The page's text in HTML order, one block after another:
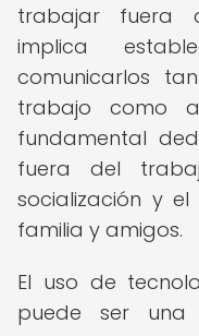
trabajar fuera
implica
comunicarlos
trabajo como
fundamental
fuera del
socialización y
familia y amigos.
El uso de
puede ser una